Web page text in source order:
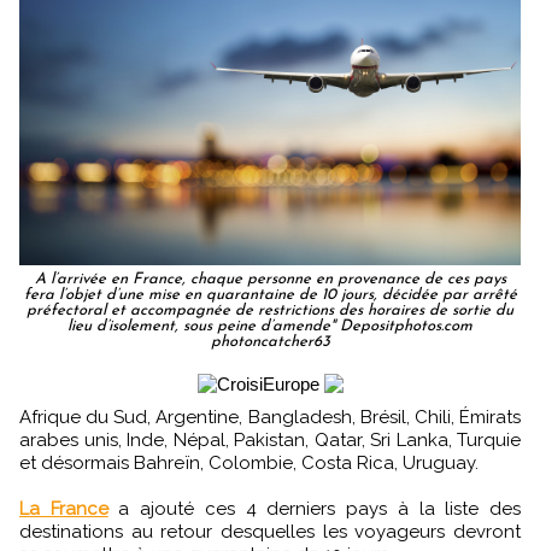
A l’arrivée en France, chaque personne en provenance de ces pays
fera l’objet d’une mise en quarantaine de 10 jours, décidée par arrêté
préfectoral et accompagnée de restrictions des horaires de sortie du
lieu d’isolement, sous peine d’amende" Depositphotos.com
photoncatcher63
Afrique du Sud, Argentine, Bangladesh, Brésil, Chili, Émirats
arabes unis, Inde, Népal, Pakistan, Qatar, Sri Lanka, Turquie
et désormais Bahreïn, Colombie, Costa Rica, Uruguay.
La Francea ajouté ces 4 derniers pays à la liste des
destinations au retour desquelles les voyageurs devront